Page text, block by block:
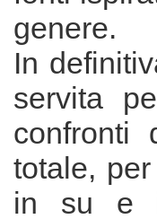
genere.
In
servita
confronti
totale,
in su e